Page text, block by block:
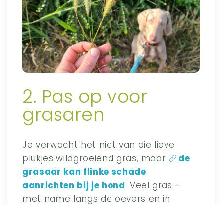
2. Pas op voor
grasaren
Je verwacht het niet van die lieve
plukjes wildgroeiend gras, maar
de
grasaar kan flinke schade
aanrichten bij je hond. Veel gras –
met name langs de oevers en in